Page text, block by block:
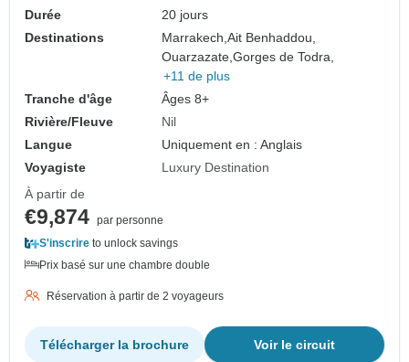
Durée
20 jours
Destinations
Marrakech,Ait Benhaddou,
Ouarzazate,Gorges de Todra,
+11 de plus
Tranche d'âge
Âges 8+
Rivière/Fleuve
Nil
Langue
Uniquement en : Anglais
Voyagiste
Luxury Destination
À partir de
€9,874 par personne
S'inscrire to unlock savings
Prix basé sur une chambre double
Réservation à partir de 2 voyageurs
Voir le circuit
Télécharger la brochure